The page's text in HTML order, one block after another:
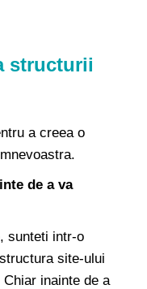
structurii
a creea o
de a va
sunteti intr-o
site-ului
inainte de a